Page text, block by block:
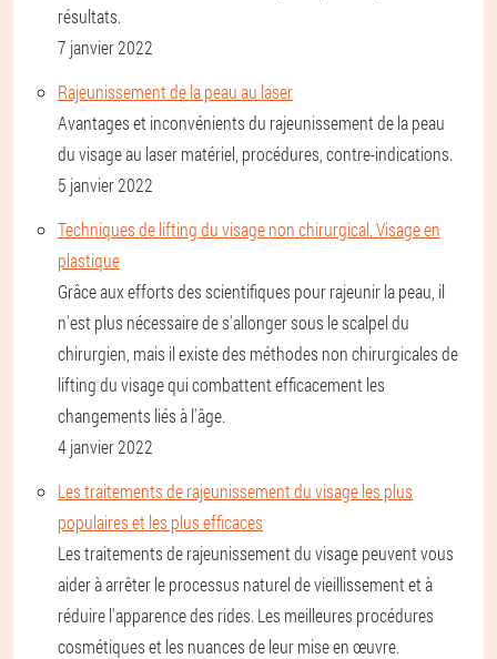
résultats.
7 janvier 2022
Rajeunissement de la peau au laser
Avantages et inconvénients du rajeunissement de la peau
du visage au laser matériel, procédures, contre-indications.
5 janvier 2022
Techniques de lifting du visage non chirurgical. Visage en
plastique
Grâce aux efforts des scientifiques pour rajeunir la peau, il
n'est plus nécessaire de s'allonger sous le scalpel du
chirurgien, mais il existe des méthodes non chirurgicales de
lifting du visage qui combattent efficacement les
changements liés à l'âge.
4 janvier 2022
Les traitements de rajeunissement du visage les plus
populaires et les plus efficaces
Les traitements de rajeunissement du visage peuvent vous
aider à arrêter le processus naturel de vieillissement et à
réduire l'apparence des rides. Les meilleures procédures
cosmétiques et les nuances de leur mise en œuvre.